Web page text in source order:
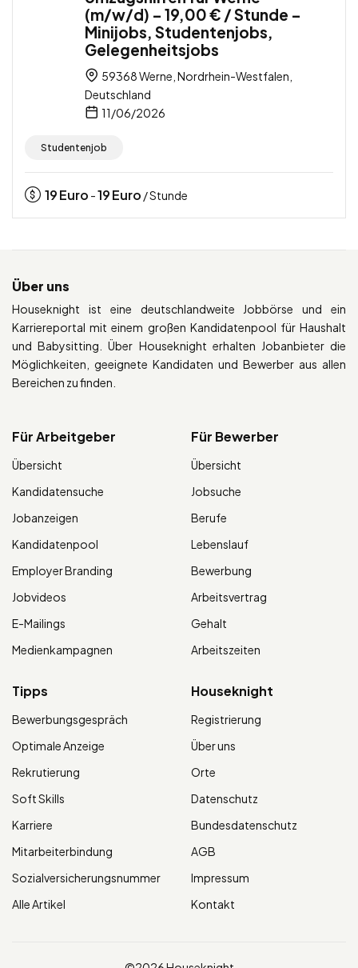
(m/w/d) – 19,00 € / Stunde –
Minijobs, Studentenjobs,
Gelegenheitsjobs
59368 Werne, Nordrhein-Westfalen,
Deutschland
11/06/2026
Studentenjob
19Euro -19Euro / Stunde
Über uns
Houseknight ist eine deutschlandweite Jobbörse und ein
Karriereportal mit einem großen Kandidatenpool für Haushalt
und Babysitting. Über Houseknight erhalten Jobanbieter die
Möglichkeiten, geeignete Kandidaten und Bewerber aus allen
Bereichen zu finden.
Für Arbeitgeber
Übersicht
Kandidatensuche
Jobanzeigen
Kandidatenpool
Employer Branding
Jobvideos
E-Mailings
Medienkampagnen
Für Bewerber
Übersicht
Jobsuche
Berufe
Lebenslauf
Bewerbung
Arbeitsvertrag
Gehalt
Arbeitszeiten
Tipps
Bewerbungsgespräch
Optimale Anzeige
Rekrutierung
Soft Skills
Karriere
Mitarbeiterbindung
Sozialversicherungsnummer
Alle Artikel
Houseknight
Registrierung
Über uns
Orte
Datenschutz
Bundesdatenschutz
AGB
Impressum
Kontakt